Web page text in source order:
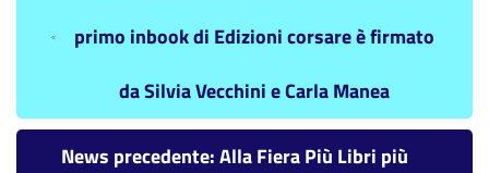
primo inbook di Edizioni corsare è firmato
da Silvia Vecchini e Carla Manea
News precedente: Alla Fiera Più Libri più